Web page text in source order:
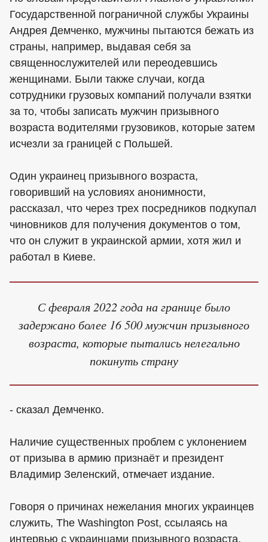
Государственной пограничной службы Украины
Андрея Демченко, мужчины пытаются бежать из
страны, например, выдавая себя за
священнослужителей или переодевшись
женщинами. Были также случаи, когда
сотрудники грузовых компаний получали взятки
за то, чтобы записать мужчин призывного
возраста водителями грузовиков, которые затем
исчезли за границей с Польшей.
Один украинец призывного возраста,
говоривший на условиях анонимности,
рассказал, что через трех посредников подкупал
чиновников для получения документов о том,
что он служит в украинской армии, хотя жил и
работал в Киеве.
С февраля 2022 года на границе было
задержано более 16 500 мужчин призывного
возраста, которые пытались нелегально
покинуть страну
- сказал Демченко.
Наличие существенных проблем с уклонением
от призыва в армию признаёт и президент
Владимир Зеленский, отмечает издание.
Говоря о причинах нежелания многих украинцев
служить, The Washington Post, ссылаясь на
интервью с украинцами призывного возраста,